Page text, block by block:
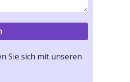
Sie sich mit unseren